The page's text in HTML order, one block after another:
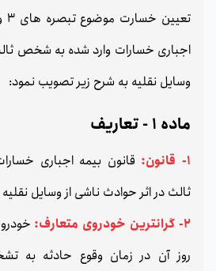
اجباری خسارات وارد شده به شخص
وسایل نقلیه به شرح زیر تصویب نمود:
ماده 1 - تعاریف
1- قانون:
قانون بیمه اجباری
ثالث در اثر حوادث ناشی از وسایل نقلیه
2- گرانترین خودروی متعارف:
روز آن در زمان وقوع حادثه به